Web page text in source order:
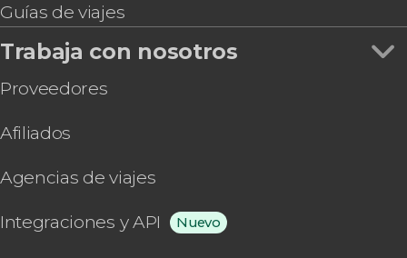
Guías de viajes
Trabaja con nosotros
Proveedores
Afiliados
Agencias de viajes
Integraciones y API Nuevo